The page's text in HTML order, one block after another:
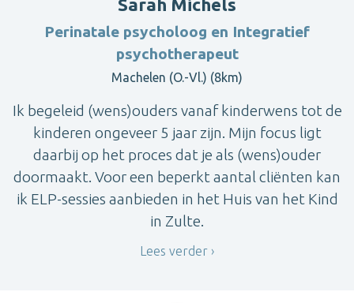
Sarah Michels
Perinatale psycholoog en Integratief
psychotherapeut
Machelen (O.-Vl.) (8km)
Ik begeleid (wens)ouders vanaf kinderwens tot de
kinderen ongeveer 5 jaar zijn. Mijn focus ligt
daarbij op het proces dat je als (wens)ouder
doormaakt. Voor een beperkt aantal cliënten kan
ik ELP-sessies aanbieden in het Huis van het Kind
in Zulte.
Lees verder